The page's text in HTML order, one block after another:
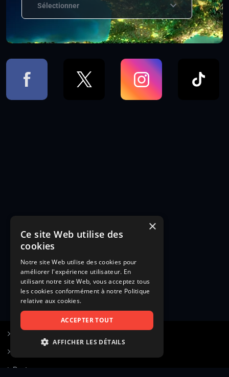
Sélectionner
Poster une annonce
×
Ce site Web utilise des
cookies
Notre site Web utilise des cookies pour
améliorer l'expérience utilisateur. En
utilisant notre site Web, vous acceptez tous
les cookies conformément à notre Politique
relative aux cookies.
ACCEPTER TOUT
AFFICHER LES DÉTAILS